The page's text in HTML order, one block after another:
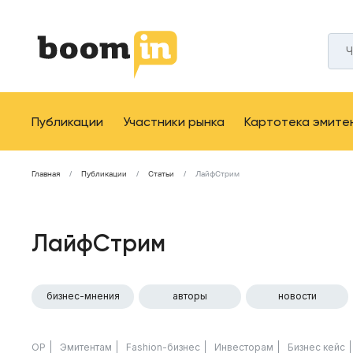
Публикации Участники рынка Картотека
Главная Публикации Статьи ЛайфСтрим
ЛайфСтрим
бизнес-мнения авторы новости
ОР Эмитентам Fashion-бизнес Инвесторам Бизнес кейс